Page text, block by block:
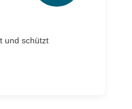
und schützt